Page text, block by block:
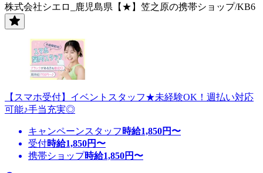
株式会社シエロ_鹿児島県【★】笠之原の携帯ショップ/KB6
【スマホ受付】イベントスタッフ★未経験OK！週払い対応
可能♪手当充実◎
キャンペーンスタッフ 時給1,850円〜
受付時給1,850円〜
携帯ショップ時給1,850円〜